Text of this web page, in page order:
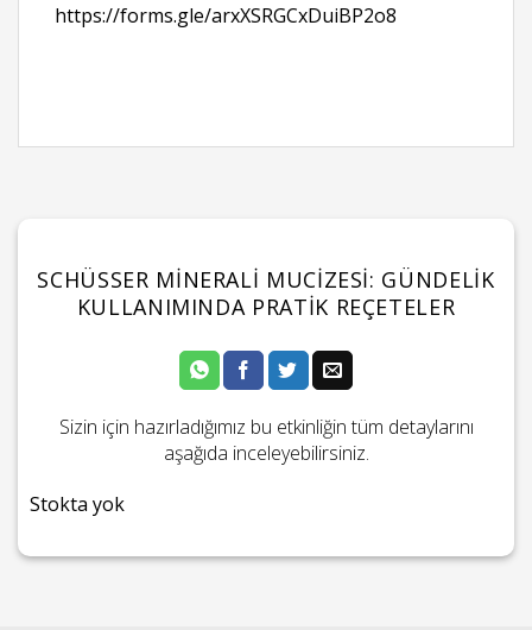
https://forms.gle/arxXSRGCxDuiBP2o8
SCHÜSSER MINERALI MUCIZESI: GÜNDELIK
KULLANIMINDA PRATIK REÇETELER
Sizin için hazırladığımız bu etkinliğin tüm detaylarını
aşağıda inceleyebilirsiniz.
Stokta yok